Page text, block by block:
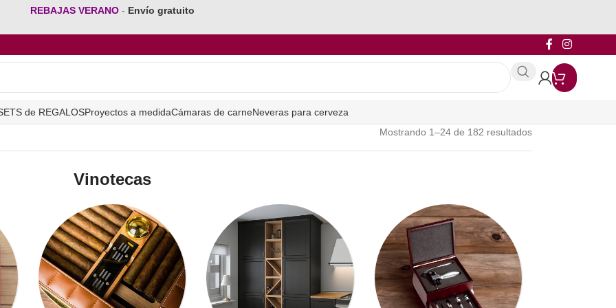
REBAJAS VERANO - Envío gratuito
de REGALOSProyectos a medidaCámaras de carneNeveras para cerveza
Mostrando 1–24 de 182 resultados
Vinotecas